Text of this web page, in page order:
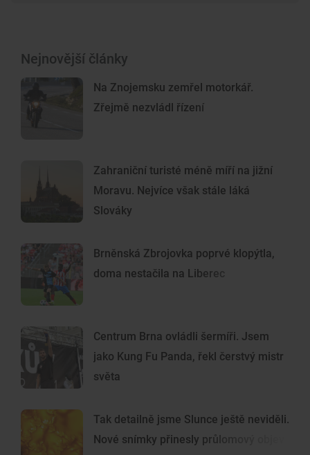
Nejnovější články
Na Znojemsku zemřel motorkář.
Zřejmě nezvládl řízení
Zahraniční turisté méně míří na jižní
Moravu. Nejvíce však stále láká
Slováky
Brněnská Zbrojovka poprvé klopýtla,
doma nestačila na Liberec
Centrum Brna ovládli šermíři. Jsem
jako Kung Fu Panda, řekl čerstvý mistr
světa
Tak detailně jsme Slunce ještě neviděli.
Nové snímky přinesly průlomový objev